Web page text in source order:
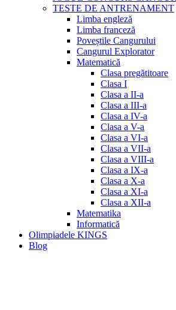
TESTE DE ANTRENAMENT
Limba engleză
Limba franceză
Poveștile Cangurului
Cangurul Explorator
Matematică
Clasa pregătitoare
Clasa I
Clasa a II-a
Clasa a III-a
Clasa a IV-a
Clasa a V-a
Clasa a VI-a
Clasa a VII-a
Clasa a VIII-a
Clasa a IX-a
Clasa a X-a
Clasa a XI-a
Clasa a XII-a
Matematika
Informatică
Olimpiadele KINGS
Blog